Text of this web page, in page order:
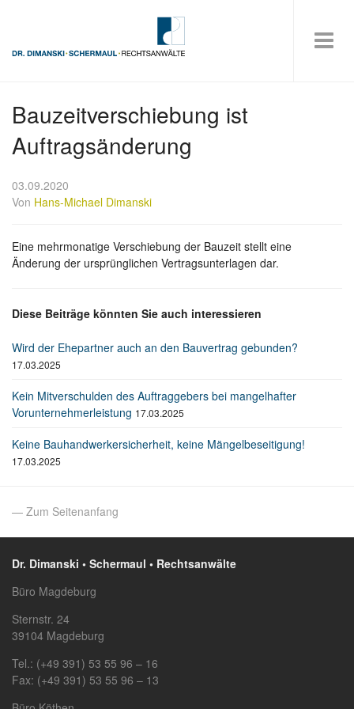
Bauzeitverschiebung ist
Auftragsänderung
03.09.2020
Von Hans-Michael Dimanski
Eine mehrmonatige Verschiebung der Bauzeit stellt eine
Änderung der ursprünglichen Vertragsunterlagen dar.
Diese Beiträge könnten Sie auch interessieren
Wird der Ehepartner auch an den Bauvertrag gebunden?
17.03.2025
Kein Mitverschulden des Auftraggebers bei mangelhafter
Vorunternehmerleistung 17.03.2025
Keine Bauhandwerkersicherheit, keine Mängelbeseitigung!
17.03.2025
— Zum Seitenanfang
Dr. Dimanski • Schermaul • Rechtsanwälte
Büro Magdeburg
Sternstr. 24
39104 Magdeburg
Tel.: (+49 391) 53 55 96 – 16
Fax: (+49 391) 53 55 96 – 13